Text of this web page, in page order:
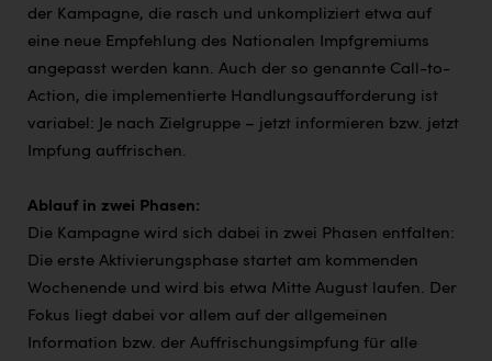
der Kampagne, die rasch und unkompliziert etwa auf
eine neue Empfehlung des Nationalen Impfgremiums
angepasst werden kann. Auch der so genannte Call-to-
Action, die implementierte Handlungsaufforderung ist
variabel: Je nach Zielgruppe – jetzt informieren bzw. jetzt
Impfung auffrischen.
Ablauf in zwei Phasen:
Die Kampagne wird sich dabei in zwei Phasen entfalten:
Die erste Aktivierungsphase startet am kommenden
Wochenende und wird bis etwa Mitte August laufen. Der
Fokus liegt dabei vor allem auf der allgemeinen
Information bzw. der Auffrischungsimpfung für alle